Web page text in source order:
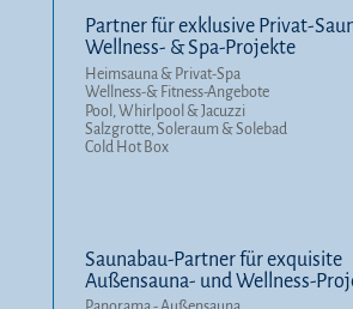
Partner für exklusive Privat-
Wellness- & Spa-Projekte
Heimsauna & Privat-Spa
Wellness-& Fitness-Angebote
Pool, Whirlpool & Jacuzzi
Salzgrotte, Soleraum & Solebad
Cold Hot Box
Saunabau-Partner für exquisite
Außensauna- und Wellness-